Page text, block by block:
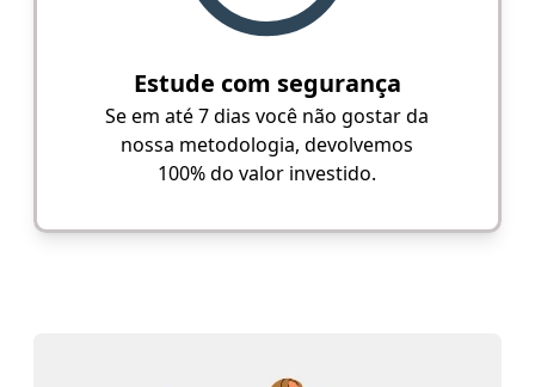
Estude com segurança
Se em até 7 dias você não gostar da
nossa metodologia, devolvemos
100% do valor investido.